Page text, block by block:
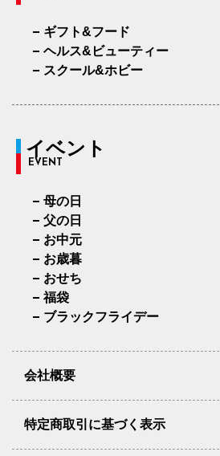
ギフト&フード
ヘルス&ビューティー
スクール&ホビー
イベント
EVENT
母の日
父の日
お中元
お歳暮
おせち
福袋
ブラックフライデー
会社概要
特定商取引に基づく表示